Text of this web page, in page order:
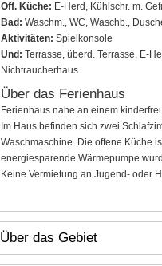
Off. Küche: E-Herd, Kühlschr. m.
Bad: Waschm., WC, Waschb.,
Aktivitäten: Spielkonsole
Und: Terrasse, überd. Terrasse, E-
Nichtraucherhaus
Über das Ferienhaus
Ferienhaus nahe an einem
Im Haus befinden sich zwei
Waschmaschine. Die offene Küche
energiesparende Wärmepumpe
Keine Vermietung an Jugend- oder
Über das Gebiet